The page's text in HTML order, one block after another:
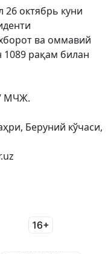
26 октябрь куни
ва оммавий
1089 рақам билан
МЧЖ.
Беруний кўчаси,